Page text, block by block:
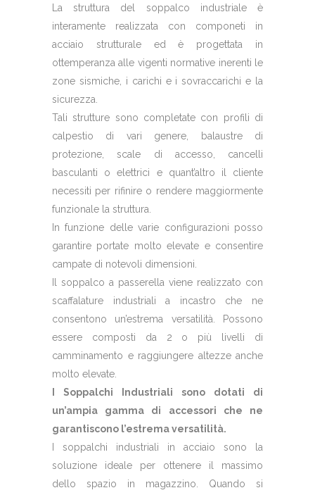
La struttura del soppalco industriale è
interamente realizzata con componeti in
acciaio strutturale ed è progettata in
ottemperanza alle vigenti normative inerenti le
zone sismiche, i carichi e i sovraccarichi e la
sicurezza.
Tali strutture sono completate con profili di
calpestio di vari genere, balaustre di
protezione, scale di accesso, cancelli
basculanti o elettrici e quant’altro il cliente
necessiti per rifinire o rendere maggiormente
funzionale la struttura.
In funzione delle varie configurazioni posso
garantire portate molto elevate e consentire
campate di notevoli dimensioni.
Il soppalco a passerella viene realizzato con
scaffalature industriali a incastro che ne
consentono un’estrema versatilità. Possono
essere composti da 2 o più livelli di
camminamento e raggiungere altezze anche
molto elevate.
I Soppalchi Industriali sono dotati di
un’ampia gamma di accessori che ne
garantiscono l’estrema versatilità.
I soppalchi industriali in acciaio sono la
soluzione ideale per ottenere il massimo
dello spazio in magazzino. Quando si